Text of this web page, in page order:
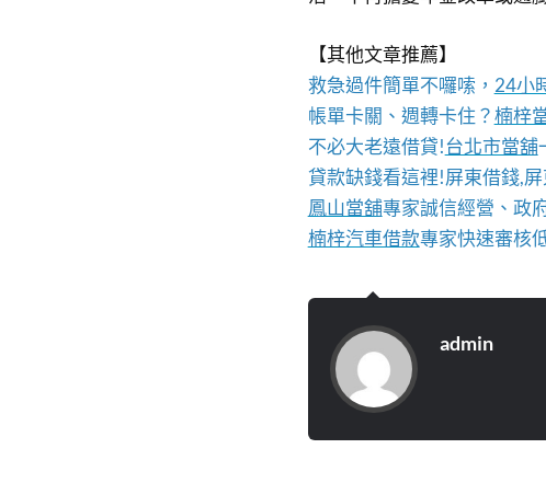
【其他文章推薦】
救急過件簡單不囉嗦， 24小
帳單卡關、週轉卡住？楠梓
不必大老遠借貸!台北市當舖
貸款缺錢看這裡!屏東借錢,
鳳山當舖專家誠信經營、政
楠梓汽車借款專家快速審核
admin